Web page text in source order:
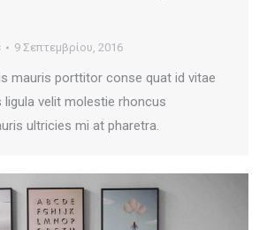
9 Σεπτεμβρίου, 2016
mauris porttitor conse quat id vitae
ligula velit molestie rhoncus
ultricies mi at pharetra.